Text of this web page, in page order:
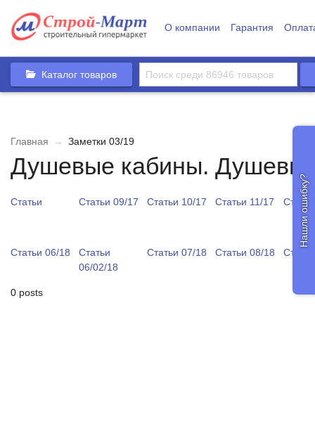
О компании Гарантия
Каталог товаров
Главная → Заметки 03/19
Душевые кабины.
Статьи Статьи 09/17 Статьи 10/17 Статьи 11/17
Статьи 06/18
Статьи
06/02/18
Статьи 07/18 Статьи 08/18
0 posts
Нашли ошибку?